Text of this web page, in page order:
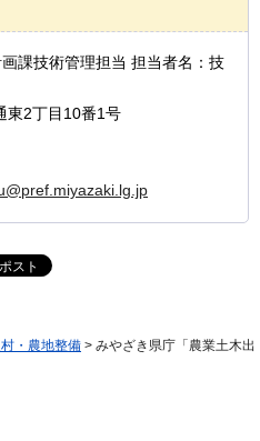
課技術管理担当 担当者名：技
2丁目10番1号
・農地整備 > みやざき県庁「農業土木出